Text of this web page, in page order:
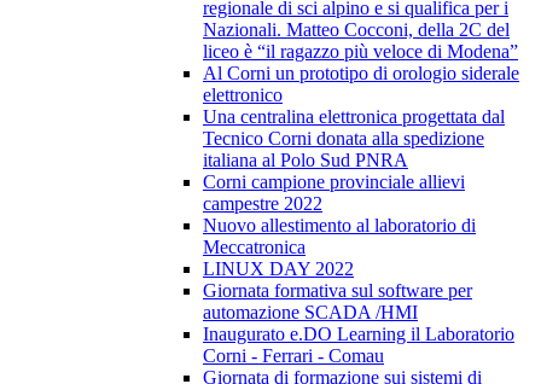
regionale di sci alpino e si qualifica per i
Nazionali. Matteo Cocconi, della 2C del
liceo è “il ragazzo più veloce di Modena”
Al Corni un prototipo di orologio siderale
elettronico
Una centralina elettronica progettata dal
Tecnico Corni donata alla spedizione
italiana al Polo Sud PNRA
Corni campione provinciale allievi
campestre 2022
Nuovo allestimento al laboratorio di
Meccatronica
LINUX DAY 2022
Giornata formativa sul software per
automazione SCADA /HMI
Inaugurato e.DO Learning il Laboratorio
Corni - Ferrari - Comau
Giornata di formazione sui sistemi di